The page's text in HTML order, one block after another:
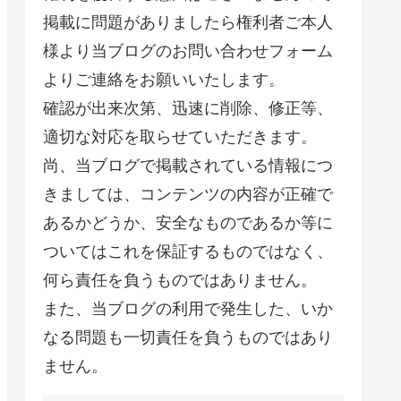
掲載に問題がありましたら権利者ご本人
様より当ブログのお問い合わせフォーム
よりご連絡をお願いいたします。
確認が出来次第、迅速に削除、修正等、
適切な対応を取らせていただきます。
尚、当ブログで掲載されている情報につ
きましては、コンテンツの内容が正確で
あるかどうか、安全なものであるか等に
ついてはこれを保証するものではなく、
何ら責任を負うものではありません。
また、当ブログの利用で発生した、いか
なる問題も一切責任を負うものではあり
ません。